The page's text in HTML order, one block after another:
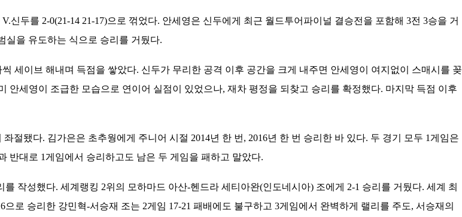
두를 2-0(21-14 21-17)으로 꺾었다. 안세영은 신두에게 최근 월드투어파이널 결승전을 포함해 3전 3승을 거
실을 유도하는 식으로 승리를 거뒀다.
세이브 해내며 득점을 쌓았다. 신두가 무리한 공격 이후 공간을 크게 내주면 안세영이 여지없이 스매시를 꽂
세영이 조급한 모습으로 연이어 실점이 있었으나, 재차 평정을 되찾고 승리를 확정했다. 마지막 득점 이후
절됐다. 김가은은 초추웡에게 주니어 시절 2014년 한 번, 2016년 한 번 승리한 바 있다. 두 경기 모두 1게임은
반대로 1게임에서 승리하고도 남은 두 게임을 패하고 말았다.
작성했다. 세계랭킹 2위의 모하마드 아산-헨드라 세티아완(인도네시아) 조에게 2-1 승리를 거뒀다. 세계 최
로 승리한 강민혁-서승재 조는 2게임 17-21 패배에도 불구하고 3게임에서 완벽하게 랠리를 주도, 서승재의